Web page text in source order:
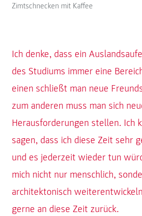
Zimtschnecken mit Kaffee
Ich denke, dass ein
des Studiums immer eine
einen schließt man neue
zum anderen muss man sich
Herausforderungen stellen. Ich
sagen, dass ich diese Zeit sehr
und es jederzeit wieder tun
mich nicht nur menschlich,
architektonisch
gerne an diese Zeit zurück.